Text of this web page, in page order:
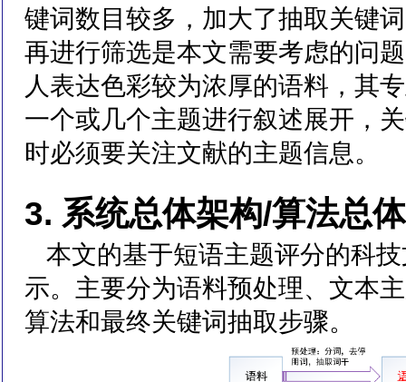
键词数目较多，加大了抽取关键
再进行筛选是本文需要考虑的问
人表达色彩较为浓厚的语料，其
一个或几个主题进行叙述展开，
时必须要关注文献的主题信息。
3. 系统总体架构/算法总
本文的基于短语主题评分的科
示。主要分为语料预处理、文本
算法和最终关键词抽取步骤。